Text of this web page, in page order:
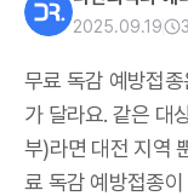
2025.09.19 3
무료 독감 예방접
가 달라요. 같은 대
부)라면 대전 지역
료 독감 예방접종이